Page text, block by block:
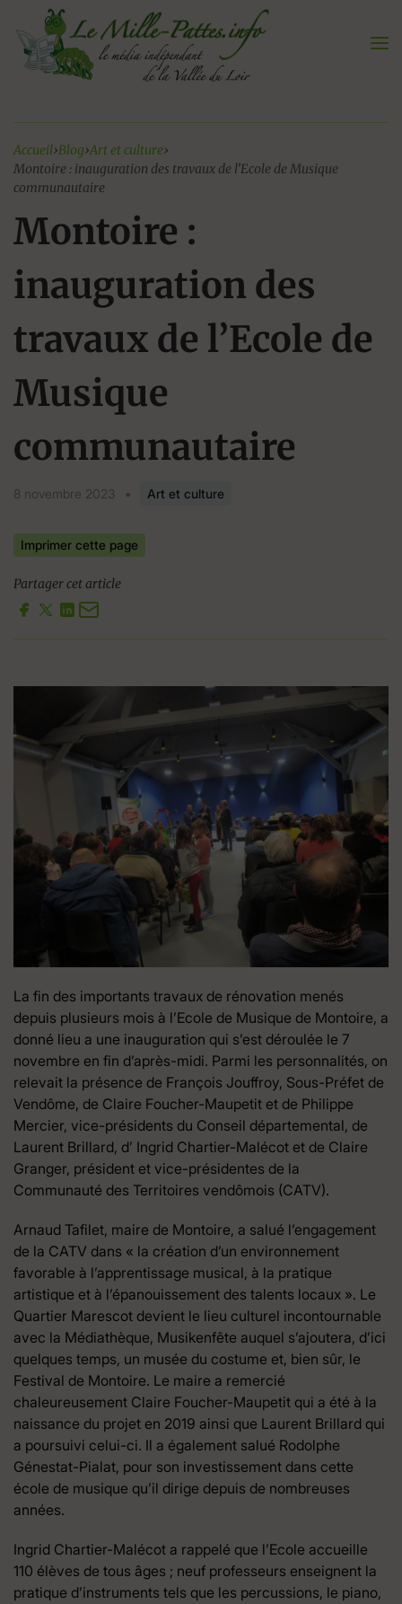
contenu
Accueil›Blog›Art et culture›
Montoire : inauguration des travaux de l’Ecole de Musique
communautaire
Montoire :
inauguration des
travaux de l’Ecole de
Musique
communautaire
8 novembre 2023 • Art et culture
Imprimer cette page
Partager cet article
La fin des importants travaux de rénovation menés
depuis plusieurs mois à l’Ecole de Musique de Montoire, a
donné lieu a une inauguration qui s’est déroulée le 7
novembre en fin d’après-midi. Parmi les personnalités, on
relevait la présence de François Jouffroy, Sous-Préfet de
Vendôme, de Claire Foucher-Maupetit et de Philippe
Mercier, vice-présidents du Conseil départemental, de
Laurent Brillard, d’ Ingrid Chartier-Malécot et de Claire
Granger, président et vice-présidentes de la
Communauté des Territoires vendômois (CATV).
Arnaud Tafilet, maire de Montoire, a salué l’engagement
de la CATV dans « la création d’un environnement
favorable à l’apprentissage musical, à la pratique
artistique et à l’épanouissement des talents locaux ». Le
Quartier Marescot devient le lieu culturel incontournable
avec la Médiathèque, Musikenfête auquel s’ajoutera, d’ici
quelques temps, un musée du costume et, bien sûr, le
Festival de Montoire. Le maire a remercié
chaleureusement Claire Foucher-Maupetit qui a été à la
naissance du projet en 2019 ainsi que Laurent Brillard qui
a poursuivi celui-ci. Il a également salué Rodolphe
Génestat-Pialat, pour son investissement dans cette
école de musique qu’il dirige depuis de nombreuses
années.
Ingrid Chartier-Malécot a rappelé que l’Ecole accueille
110 élèves de tous âges ; neuf professeurs enseignent la
pratique d’instruments tels que les percussions, le piano,